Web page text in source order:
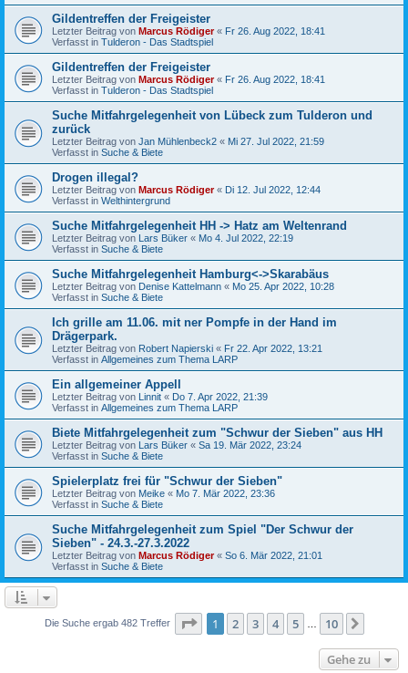
Gildentreffen der Freigeister
Letzter Beitrag von Marcus Rödiger« Fr 26. Aug 2022, 18:41
Verfasst in Tulderon - Das Stadtspiel
Gildentreffen der Freigeister
Letzter Beitrag von Marcus Rödiger« Fr 26. Aug 2022, 18:41
Verfasst in Tulderon - Das Stadtspiel
Suche Mitfahrgelegenheit von Lübeck zum Tulderon und
zurück
Letzter Beitrag von Jan Mühlenbeck2 « Mi 27. Jul 2022, 21:59
Verfasst in Suche & Biete
Drogen illegal?
Letzter Beitrag von Marcus Rödiger« Di 12. Jul 2022, 12:44
Verfasst in Welthintergrund
Suche Mitfahrgelegenheit HH -> Hatz am Weltenrand
Letzter Beitrag von Lars Büker « Mo 4. Jul 2022, 22:19
Verfasst in Suche & Biete
Suche Mitfahrgelegenheit Hamburg<->Skarabäus
Letzter Beitrag von Denise Kattelmann « Mo 25. Apr 2022, 10:28
Verfasst in Suche & Biete
Ich grille am 11.06. mit ner Pompfe in der Hand im
Drägerpark.
Letzter Beitrag von Robert Napierski « Fr 22. Apr 2022, 13:21
Verfasst in Allgemeines zum Thema LARP
Ein allgemeiner Appell
Letzter Beitrag von Linnit « Do 7. Apr 2022, 21:39
Verfasst in Allgemeines zum Thema LARP
Biete Mitfahrgelegenheit zum "Schwur der Sieben" aus HH
Letzter Beitrag von Lars Büker « Sa 19. Mär 2022, 23:24
Verfasst in Suche & Biete
Spielerplatz frei für "Schwur der Sieben"
Letzter Beitrag von Meike « Mo 7. Mär 2022, 23:36
Verfasst in Suche & Biete
Suche Mitfahrgelegenheit zum Spiel "Der Schwur der
Sieben" - 24.3.-27.3.2022
Letzter Beitrag von Marcus Rödiger« So 6. Mär 2022, 21:01
Verfasst in Suche & Biete
Die Suche ergab 482 Treffer Seite 1von 10
1 2 3 4 5 10
Gehe zu